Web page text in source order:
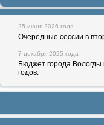
25 июня 2026 года
Очередные сессии в
7 декабря 2025 года
Бюджет города
годов.